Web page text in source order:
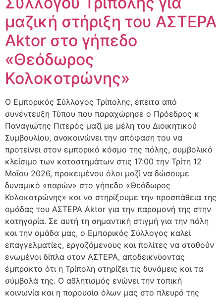
μαζική στήριξη του ΑΣΤΕΡΑ
Aktor στο γήπεδο
«Θεόδωρος
Κολοκοτρώνης»
Ο Εμπορικός Σύλλογος Τρίπολης, έπειτα από
συνέντευξη Τύπου που παραχώρησε ο Πρόεδρος κ
Παναγιώτης Πιτερός μαζί με μέλη του Διοικητικού
Συμβουλίου, ανακοινώνει την απόφαση του να
προτείνει στον εμπορικό κόσμο της πόλης, συμβολικό
κλείσιμο των καταστημάτων στις 17:00 την Τρίτη 12
Μαΐου 2026, προκειμένου όλοι μαζί να δώσουμε
δυναμικό «παρών» στο γήπεδο «Θεόδωρος
Κολοκοτρώνης» και να στηρίξουμε την προσπάθεια της
ομάδας του ΑΣΤΕΡΑ Aktor για την παραμονή της στην
κατηγορία. Σε αυτή τη σημαντική στιγμή για την πόλη
και την ομάδα μας, ο Εμπορικός Σύλλογος καλεί
επαγγελματίες, εργαζόμενους και πολίτες να σταθούν
ενωμένοι δίπλα στον ΑΣΤΕΡΑ, αποδεικνύοντας
έμπρακτα ότι η Τρίπολη στηρίζει τις δυνάμεις και τα
σύμβολά της. Ο αθλητισμός ενώνει την τοπική
κοινωνία και η παρουσία όλων μας στο πλευρό της